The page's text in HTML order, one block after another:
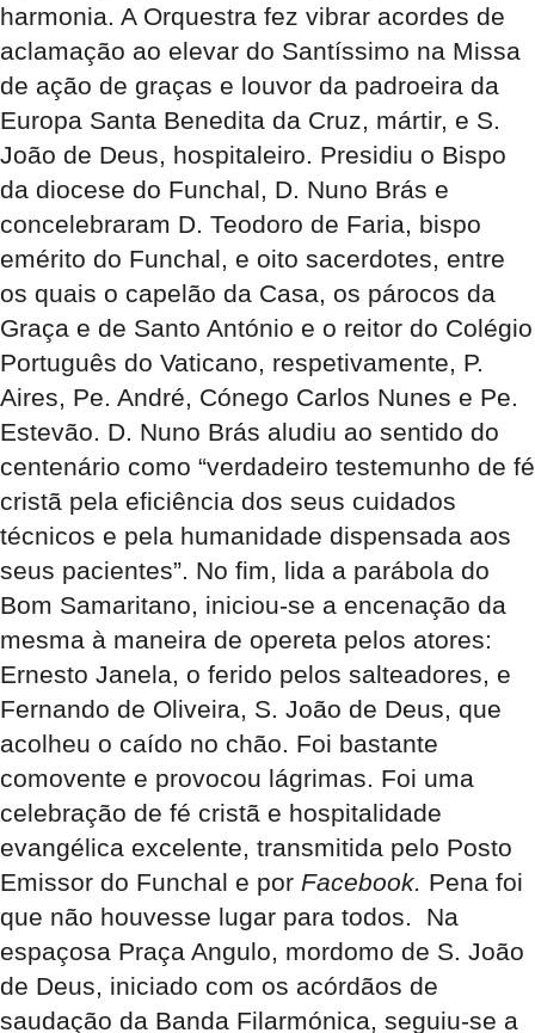
harmonia. A Orquestra fez vibrar acordes de
aclamação ao elevar do Santíssimo na Missa
de ação de graças e louvor da padroeira da
Europa Santa Benedita da Cruz, mártir, e S.
João de Deus, hospitaleiro. Presidiu o Bispo
da diocese do Funchal, D. Nuno Brás e
concelebraram D. Teodoro de Faria, bispo
emérito do Funchal, e oito sacerdotes, entre
os quais o capelão da Casa, os párocos da
Graça e de Santo António e o reitor do Colégio
Português do Vaticano, respetivamente, P.
Aires, Pe. André, Cónego Carlos Nunes e Pe.
Estevão. D. Nuno Brás aludiu ao sentido do
centenário como “verdadeiro testemunho de fé
cristã pela eficiência dos seus cuidados
técnicos e pela humanidade dispensada aos
seus pacientes”. No fim, lida a parábola do
Bom Samaritano, iniciou-se a encenação da
mesma à maneira de opereta pelos atores:
Ernesto Janela, o ferido pelos salteadores, e
Fernando de Oliveira, S. João de Deus, que
acolheu o caído no chão. Foi bastante
comovente e provocou lágrimas. Foi uma
celebração de fé cristã e hospitalidade
evangélica excelente, transmitida pelo Posto
Emissor do Funchal e por Facebook. Pena foi
que não houvesse lugar para todos. Na
espaçosa Praça Angulo, mordomo de S. João
de Deus, iniciado com os acórdãos de
saudação da Banda Filarmónica, seguiu-se a